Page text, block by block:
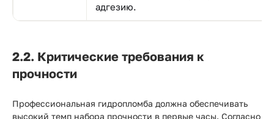
адгезию.
2.2. Критические требования к
прочности
Профессиональная гидропломба должна обеспечивать
высокий темп набора прочности в первые часы. Согласно